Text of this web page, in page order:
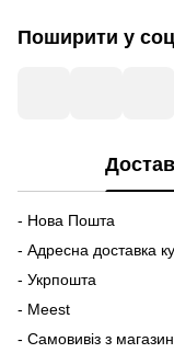
Поширити у
- Нова Пошта
- Адресна доставка
- Укрпошта
- Meest
- Самовивіз з